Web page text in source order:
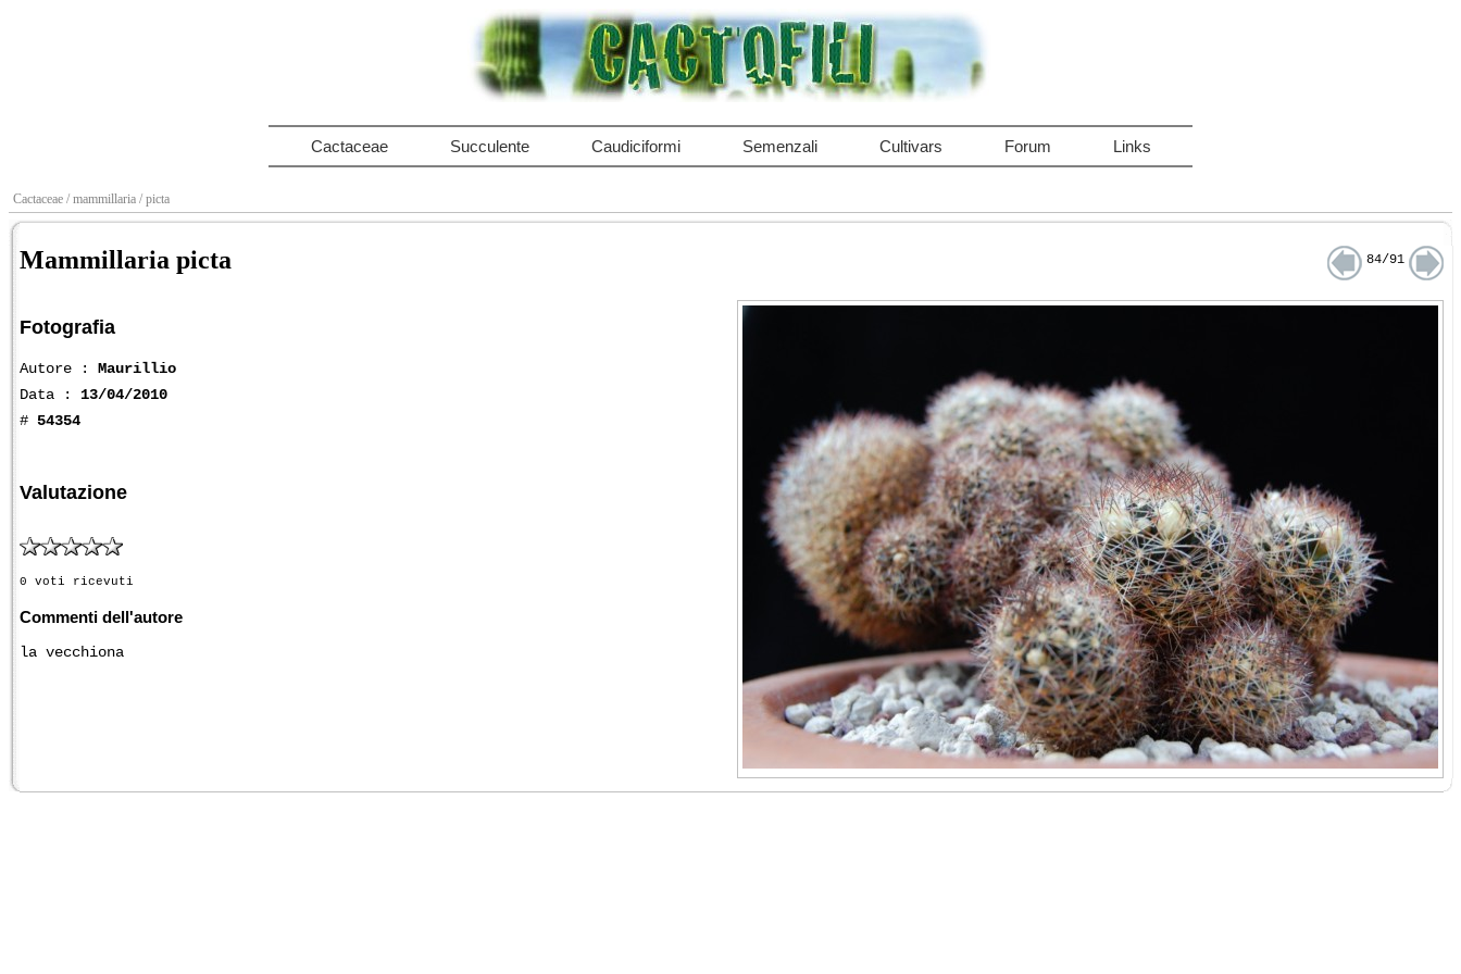
Cactaceae Succulente Caudiciformi Semenzali Cultivars Forum Links
Cactaceae / mammillaria / picta
Mammillaria picta 84/91
Fotografia
Autore : Maurillio
Data : 13/04/2010
# 54354
Valutazione
0 voti ricevuti
Commenti dell'autore
la vecchiona